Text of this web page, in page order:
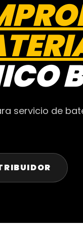
servicio de